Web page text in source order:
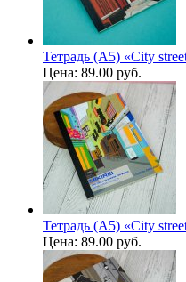
Тетрадь (A5) «City
Цена: 89.00 руб.
Тетрадь (A5) «City
Цена: 89.00 руб.